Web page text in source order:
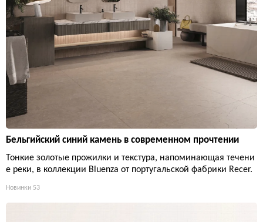
Бельгийский синий камень в современном прочтении
Тонкие золотые прожилки и текстура, напоминающая течени
е реки, в коллекции Bluenza от португальской фабрики Recer.
Новинки 53